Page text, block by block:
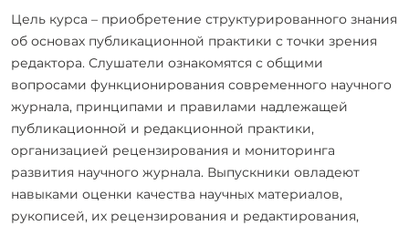
Цель курса – приобретение структурированного знания
об основах публикационной практики с точки зрения
редактора. Слушатели ознакомятся с общими
вопросами функционирования современного научного
журнала, принципами и правилами надлежащей
публикационной и редакционной практики,
организацией рецензирования и мониторинга
развития научного журнала. Выпускники овладеют
навыками оценки качества научных материалов,
рукописей, их рецензирования и редактирования,